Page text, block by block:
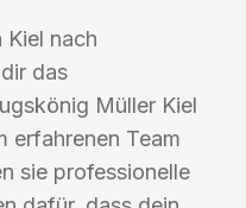
Kiel nach
das
Müller Kiel
erfahrenen Team
sie professionelle